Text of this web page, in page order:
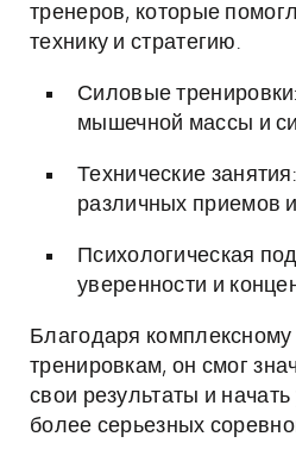
тренеров, которые
технику и стратегию.
Силовые
мышечной массы и
Технические
различных приемов и
Психологическая
уверенности и
Благодаря комплексному
тренировкам, он смог
свои результаты и начать
более серьезных